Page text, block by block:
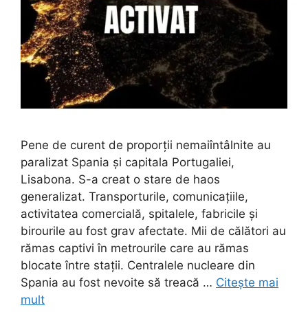
Pene de curent de proporții nemaiîntâlnite au
paralizat Spania și capitala Portugaliei,
Lisabona. S-a creat o stare de haos
generalizat. Transporturile, comunicațiile,
activitatea comercială, spitalele, fabricile și
birourile au fost grav afectate. Mii de călători au
rămas captivi în metrourile care au rămas
blocate între stații. Centralele nucleare din
Spania au fost nevoite să treacă … Citește mai
mult